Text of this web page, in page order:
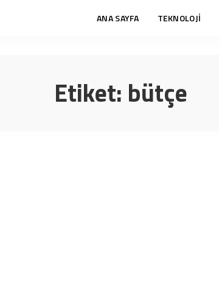
ANA SAYFA TEKNOLOJİ
Etiket: bütçe